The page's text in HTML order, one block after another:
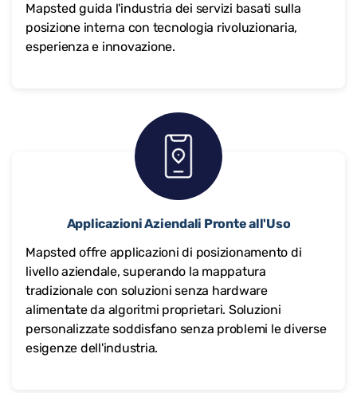
Mapsted guida l'industria dei servizi basati sulla
posizione interna con tecnologia rivoluzionaria,
esperienza e innovazione.
Applicazioni Aziendali Pronte all'Uso
Mapsted offre applicazioni di posizionamento di
livello aziendale, superando la mappatura
tradizionale con soluzioni senza hardware
alimentate da algoritmi proprietari. Soluzioni
personalizzate soddisfano senza problemi le diverse
esigenze dell'industria.